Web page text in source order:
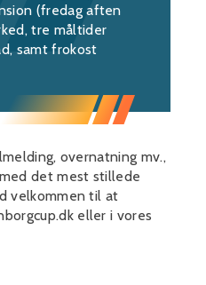
(fredag aften
tre måltider
samt frokost
overnatning mv.,
med det mest stillede
velkommen til at
eller i vores